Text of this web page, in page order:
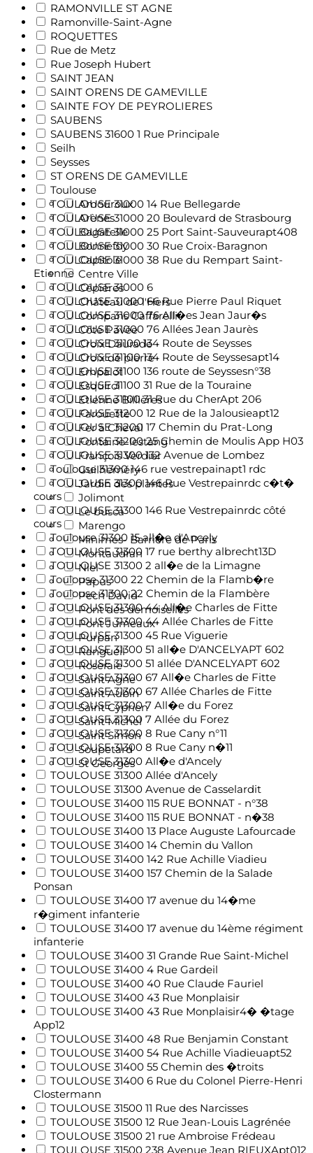
RAMONVILLE ST AGNE
Ramonville-Saint-Agne
ROQUETTES
Rue de Metz
Rue Joseph Hubert
SAINT JEAN
SAINT ORENS DE GAMEVILLE
SAINTE FOY DE PEYROLIERES
SAUBENS
SAUBENS 31600 1 Rue Principale
Seilh
Seysses
ST ORENS DE GAMEVILLE
Toulouse
Amouroux
Arènes
Bagatelle
Bonnefoy
Capitole
Centre Ville
Cépières
Château de l'Hers
Compans Caffarelli
Côte Pavée
Croix Daurade
Croix de pierre
Empalot
Esquirol
Etienne Billières
Farouette
Fer à Cheval
Fontaine-lestang
François Verdier
Guilheméry
Jardin des plantes
Jolimont
Le busca
Marengo
Minimes- Barrière de Paris
Montaudran
Niel
Papus
Pech David
Pont des demoiselles
Pont Jumeaux
Purpan
Rangueil
Roseraie
Saint Agne
Saint Aubin
Saint Cyprien
Saint Michel
Saint Simon
Soupetard
St Georges
TOULOUSE 31000 14 Rue Bellegarde
TOULOUSE 31000 20 Boulevard de Strasbourg
TOULOUSE 31000 25 Port Saint-Sauveurapt408
TOULOUSE 31000 30 Rue Croix-Baragnon
TOULOUSE 31000 38 Rue du Rempart Saint-
Etienne
TOULOUSE 31000 6
TOULOUSE 31000 66 Rue Pierre Paul Riquet
TOULOUSE 31000 76 All�es Jean Jaur�s
TOULOUSE 31000 76 Allées Jean Jaurès
TOULOUSE 31100 134 Route de Seysses
TOULOUSE 31100 134 Route de Seyssesapt14
TOULOUSE 31100 136 route de Seyssesn°38
TOULOUSE 31100 31 Rue de la Touraine
TOULOUSE 31100 31 Rue du CherApt 206
TOULOUSE 31200 12 Rue de la Jalousieapt12
TOULOUSE 31200 17 Chemin du Prat-Long
TOULOUSE 31200 25 Chemin de Moulis App H03
TOULOUSE 31300 132 Avenue de Lombez
Toulouse 31300 146 rue vestrepainapt1 rdc
TOULOUSE 31300 146 Rue Vestrepainrdc c�t�
cours
TOULOUSE 31300 146 Rue Vestrepainrdc côté
cours
Toulouse 31300 15 all�e d'Ancely
TOULOUSE 31300 17 rue berthy albrecht13D
TOULOUSE 31300 2 all�e de la Limagne
Toulouse 31300 22 Chemin de la Flamb�re
Toulouse 31300 22 Chemin de la Flambère
TOULOUSE 31300 44 All�e Charles de Fitte
TOULOUSE 31300 44 Allée Charles de Fitte
TOULOUSE 31300 45 Rue Viguerie
TOULOUSE 31300 51 all�e D'ANCELYAPT 602
TOULOUSE 31300 51 allée D'ANCELYAPT 602
TOULOUSE 31300 67 All�e Charles de Fitte
TOULOUSE 31300 67 Allée Charles de Fitte
TOULOUSE 31300 7 All�e du Forez
TOULOUSE 31300 7 Allée du Forez
TOULOUSE 31300 8 Rue Cany n°11
TOULOUSE 31300 8 Rue Cany n�11
TOULOUSE 31300 All�e d'Ancely
TOULOUSE 31300 Allée d'Ancely
TOULOUSE 31300 Avenue de Casselardit
TOULOUSE 31400 115 RUE BONNAT - n°38
TOULOUSE 31400 115 RUE BONNAT - n�38
TOULOUSE 31400 13 Place Auguste Lafourcade
TOULOUSE 31400 14 Chemin du Vallon
TOULOUSE 31400 142 Rue Achille Viadieu
TOULOUSE 31400 157 Chemin de la Salade
Ponsan
TOULOUSE 31400 17 avenue du 14�me
r�giment infanterie
TOULOUSE 31400 17 avenue du 14ème régiment
infanterie
TOULOUSE 31400 31 Grande Rue Saint-Michel
TOULOUSE 31400 4 Rue Gardeil
TOULOUSE 31400 40 Rue Claude Fauriel
TOULOUSE 31400 43 Rue Monplaisir
TOULOUSE 31400 43 Rue Monplaisir4� �tage
App12
TOULOUSE 31400 48 Rue Benjamin Constant
TOULOUSE 31400 54 Rue Achille Viadieuapt52
TOULOUSE 31400 55 Chemin des �troits
TOULOUSE 31400 6 Rue du Colonel Pierre-Henri
Clostermann
TOULOUSE 31500 11 Rue des Narcisses
TOULOUSE 31500 12 Rue Jean-Louis Lagrénée
TOULOUSE 31500 21 rue Ambroise Frédeau
TOULOUSE 31500 238 Avenue Jean RIEUXApt012